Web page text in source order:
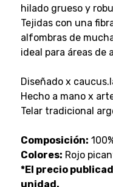
hilado grueso y
Tejidas con una
alfombras de
ideal para áreas de
Diseñado x
Hecho a mano x
Telar tradicional
Composición:
Colores: Rojo
*El precio
unidad.